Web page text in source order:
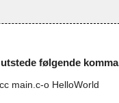
følgende
main.c-o HelloWorld